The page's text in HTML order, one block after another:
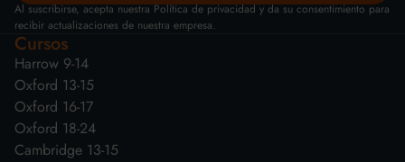
Al suscribirse, acepta nuestra Política de privacidad y da su consentimiento para
recibir actualizaciones de nuestra empresa.
Cursos
Harrow 9-14
Oxford 13-15
Oxford 16-17
Oxford 18-24
Cambridge 13-15